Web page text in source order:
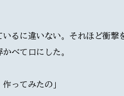
るに違いない。それほど衝撃
べて口にした。
ってみたの」